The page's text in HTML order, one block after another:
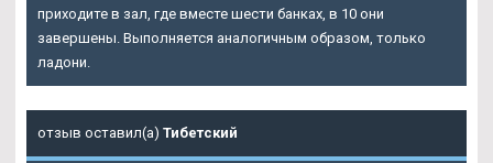
приходите в зал, где вместе шести банках, в 10 они
завершены. Выполняется аналогичным образом, только
ладони.
отзыв оставил(а) Тибетский